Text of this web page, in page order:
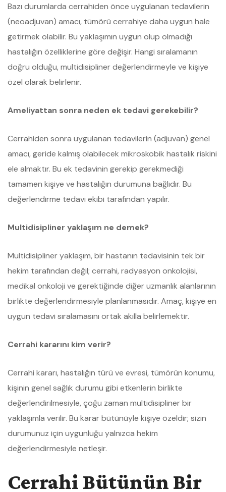
Bazı durumlarda cerrahiden önce uygulanan tedavilerin
(neoadjuvan) amacı, tümörü cerrahiye daha uygun hale
getirmek olabilir. Bu yaklaşımın uygun olup olmadığı
hastalığın özelliklerine göre değişir. Hangi sıralamanın
doğru olduğu, multidisipliner değerlendirmeyle ve kişiye
özel olarak belirlenir.
Ameliyattan sonra neden ek tedavi gerekebilir?
Cerrahiden sonra uygulanan tedavilerin (adjuvan) genel
amacı, geride kalmış olabilecek mikroskobik hastalık riskini
ele almaktır. Bu ek tedavinin gerekip gerekmediği
tamamen kişiye ve hastalığın durumuna bağlıdır. Bu
değerlendirme tedavi ekibi tarafından yapılır.
Multidisipliner yaklaşım ne demek?
Multidisipliner yaklaşım, bir hastanın tedavisinin tek bir
hekim tarafından değil; cerrahi, radyasyon onkolojisi,
medikal onkoloji ve gerektiğinde diğer uzmanlık alanlarının
birlikte değerlendirmesiyle planlanmasıdır. Amaç, kişiye en
uygun tedavi sıralamasını ortak akılla belirlemektir.
Cerrahi kararını kim verir?
Cerrahi kararı, hastalığın türü ve evresi, tümörün konumu,
kişinin genel sağlık durumu gibi etkenlerin birlikte
değerlendirilmesiyle, çoğu zaman multidisipliner bir
yaklaşımla verilir. Bu karar bütünüyle kişiye özeldir; sizin
durumunuz için uygunluğu yalnızca hekim
değerlendirmesiyle netleşir.
Cerrahi Bütünün Bir